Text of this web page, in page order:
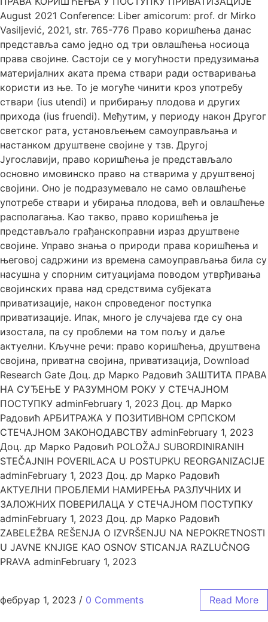
August 2021 Conference: Liber amicorum: prof. dr Mirko
Vasiljević, 2021, str. 765-776 Право коришћења данас
представља само једно од три овлашћења носиоца
права својине. Састоји се у могућности предузимања
материјалних аката према ствари ради остваривања
користи из ње. То је могуће чинити кроз употребу
ствари (ius utendi) и прибирању плодова и других
прихода (ius fruendi). Међутим, у периоду након Другог
светског рата, установљењем самоуправљања и
настанком друштвене својине у тзв. Другој
Југославији, право коришћења је представљало
основно имовинско право на стварима у друштвеној
својини. Оно је подразумевало не само овлашћење
употребе ствари и убирања плодова, већ и овлашћење
располагања. Као такво, право коришћења је
представљало грађанскоправни израз друштвене
својине. Управо знања о природи права коришћења и
његовој садржини из времена самоуправљања била су
насушна у спорним ситуацијама поводом утврђивања
својинских права над средствима субјеката
приватизације, након спроведеног поступка
приватизације. Ипак, много је случајева где су она
изостала, па су проблеми на том пољу и даље
актуелни. Кључне речи: право коришћења, друштвена
својина, приватна својина, приватизација, Download
Research Gate Доц. др Марко Радовић ЗАШТИТА ПРАВА
НА СУЂЕЊЕ У РАЗУМНОМ РОКУ У СТЕЧАЈНОМ
ПОСТУПКУ adminFebruary 1, 2023 Доц. др Марко
Радовић АРБИТРАЖА У ПОЗИТИВНОМ СРПСКОМ
СТЕЧАЈНОМ ЗАКОНОДАВСТВУ adminFebruary 1, 2023
Доц. др Марко Радовић POLOŽAJ SUBORDINIRANIH
STEČAJNIH POVERILACA U POSTUPKU REORGANIZACIJE
adminFebruary 1, 2023 Доц. др Марко Радовић
АКТУЕЛНИ ПРОБЛЕМИ НАМИРЕЊА РАЗЛУЧНИХ И
ЗАЛОЖНИХ ПОВЕРИЛАЦА У СТЕЧАЈНОМ ПОСТУПКУ
adminFebruary 1, 2023 Доц. др Марко Радовић
ZABELEŽBA REŠENJA O IZVRŠENJU NA NEPOKRETNOSTI
U JAVNE KNJIGE KAO OSNOV STICANJA RAZLUČNOG
PRAVA adminFebruary 1, 2023
фебруар 1, 2023 / 0 Comments Read More